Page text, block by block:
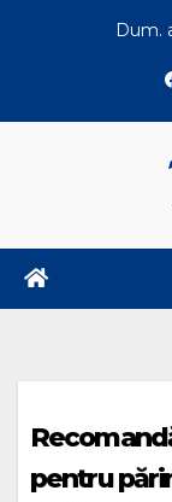
Dum.
pentru